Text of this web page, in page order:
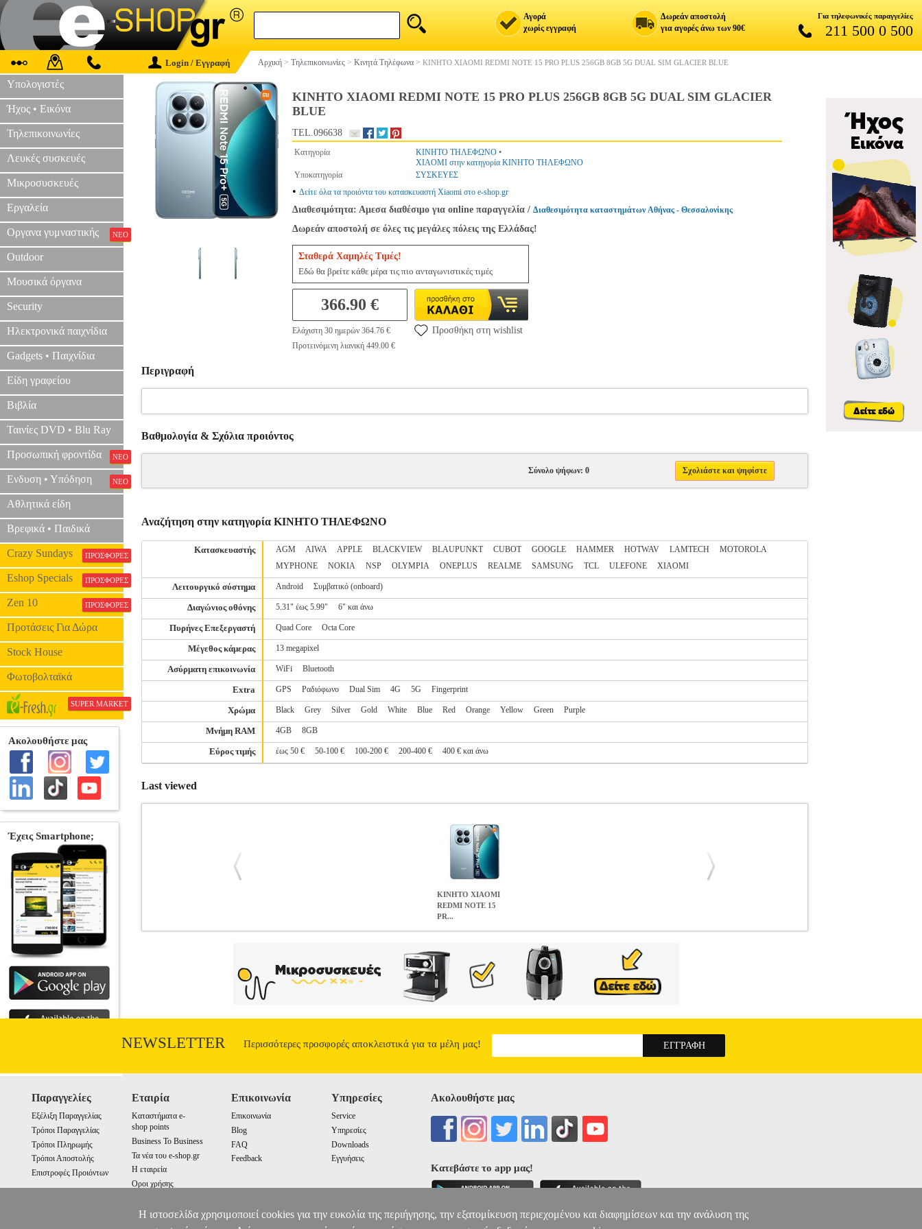
Αγορά
χωρίς εγγραφή
Δωρεάν αποστολή
για αγορές άνω των 90€
Για τηλεφωνικές παραγγελίες
211 500 0 500
Login / Εγγραφή Αρχική > Τηλεπικοινωνίες > Κινητά Τηλέφωνα > ΚΙΝΗΤΟ XIAOMI REDMI NOTE 15 PRO PLUS 256GB 8GB 5G DUAL SIM GLACIER BLUE
Υπολογιστές
Ήχος • Εικόνα
Τηλεπικοινωνίες
Λευκές συσκευές
Μικροσυσκευές
Εργαλεία
Οργανα γυμναστικής ΝΕΟ
Outdoor
Μουσικά όργανα
Security
Ηλεκτρονικά παιχνίδια
Gadgets • Παιχνίδια
Είδη γραφείου
Βιβλία
Ταινίες DVD • Blu Ray
Προσωπική φροντίδα ΝΕΟ
Ενδυση • Υπόδηση ΝΕΟ
Αθλητικά είδη
Βρεφικά • Παιδικά
Crazy Sundays ΠΡΟΣΦΟΡΕΣ
Eshop Specials ΠΡΟΣΦΟΡΕΣ
Zen 10 ΠΡΟΣΦΟΡΕΣ
Προτάσεις Για Δώρα
Stock House
Φωτοβολταϊκά
SUPER MARKET
ΚΙΝΗΤΟ XIAOMI REDMI NOTE 15 PRO PLUS 256GB 8GB 5G DUAL SIM GLACIER
BLUE
TEL.096638
Κατηγορία ΚΙΝΗΤΟ ΤΗΛΕΦΩΝΟ •
XIAOMI στην κατηγορία ΚΙΝΗΤΟ ΤΗΛΕΦΩΝΟ
Υποκατηγορία
ΣΥΣΚΕΥΕΣ
• Δείτε όλα τα προιόντα του κατασκευαστή Xiaomi στο e-shop.gr
Διαθεσιμότητα: Αμεσα διαθέσιμο για online παραγγελία / Διαθεσιμότητα καταστημάτων Αθήνας - Θεσσαλονίκης
Δωρεάν αποστολή σε όλες τις μεγάλες πόλεις της Ελλάδας!
Σταθερά Χαμηλές Τιμές!
Εδώ θα βρείτε κάθε μέρα τις πιο ανταγωνιστικές τιμές
366.90 €
Ελάχιστη 30 ημερών 364.76 €
Προτεινόμενη λιανική 449.00 €
Προσθήκη στη wishlist
Περιγραφή
Βαθμολογία & Σχόλια προιόντος
Σύνολο ψήφων: 0 Σχολιάστε και ψηφίστε
Αναζήτηση στην κατηγορία ΚΙΝΗΤΟ ΤΗΛΕΦΩΝΟ
Κατασκευαστής AGM AIWA APPLE BLACKVIEW BLAUPUNKT CUBOT GOOGLE HAMMER HOTWAV LAMTECH
MOTOROLA
MYPHONE
NOKIA NSP OLYMPIA ONEPLUS REALME SAMSUNG TCL ULEFONE XIAOMI
Λειτουργικό σύστημα Android Συμβατικό (onboard)
Διαγώνιος οθόνης 5.31" έως 5.99" 6" και άνω
Πυρήνες Επεξεργαστή Quad Core Octa Core
Μέγεθος κάμερας 13 megapixel
Ασύρματη επικοινωνία WiFi Bluetooth
Extra GPS Ραδιόφωνο Dual Sim 4G 5G Fingerprint
Χρώμα Black Grey Silver Gold White Blue Red Orange Yellow Green Purple
Μνήμη RAM 4GB 8GB
Εύρος τιμής έως 50 € 50-100 € 100-200 € 200-400 € 400 € και άνω
Last viewed
ΚΙΝΗΤΟ XIAOMI
REDMI NOTE 15
PR...
Κατηγορία: ΚΙΝΗΤΟ ΤΗΛΕΦΩΝΟ •XIAOMI στην κατηγορία ΚΙΝΗΤΟ ΤΗΛΕΦΩΝΟ Μπαταρία: Μη αποσπώμενη GPS:Οχι NFC:Οχι
ΚΙΝΗΤΟ XIAOMI REDMI NOTE 15 PRO PLUS 256GB 8GB 5G DUAL SIM GLACIER BLUE
366.90
NEWSLETTER Περισσότερες προσφορές αποκλειστικά για τα μέλη μας!
Παραγγελίες
Εξέλιξη Παραγγελίας
Τρόποι Παραγγελίας
Τρόποι Πληρωμής
Τρόποι Αποστολής
Επιστροφές Προιόντων
Εταιρία
Καταστήματα e-
shop points
Business To Business
Τα νέα του e-shop.gr
Η εταιρεία
Οροι χρήσης
Επικοινωνία
Επικοινωνία
Blog
FAQ
Feedback
Υπηρεσίες
Service
Υπηρεσίες
Downloads
Εγγυήσεις
Ακολουθήστε μας
Κατεβάστε το app μας!
Η ιστοσελίδα χρησιμοποιεί cookies για την ευκολία της περιήγησης, την εξατομίκευση περιεχομένου και διαφημίσεων και την ανάλυση της